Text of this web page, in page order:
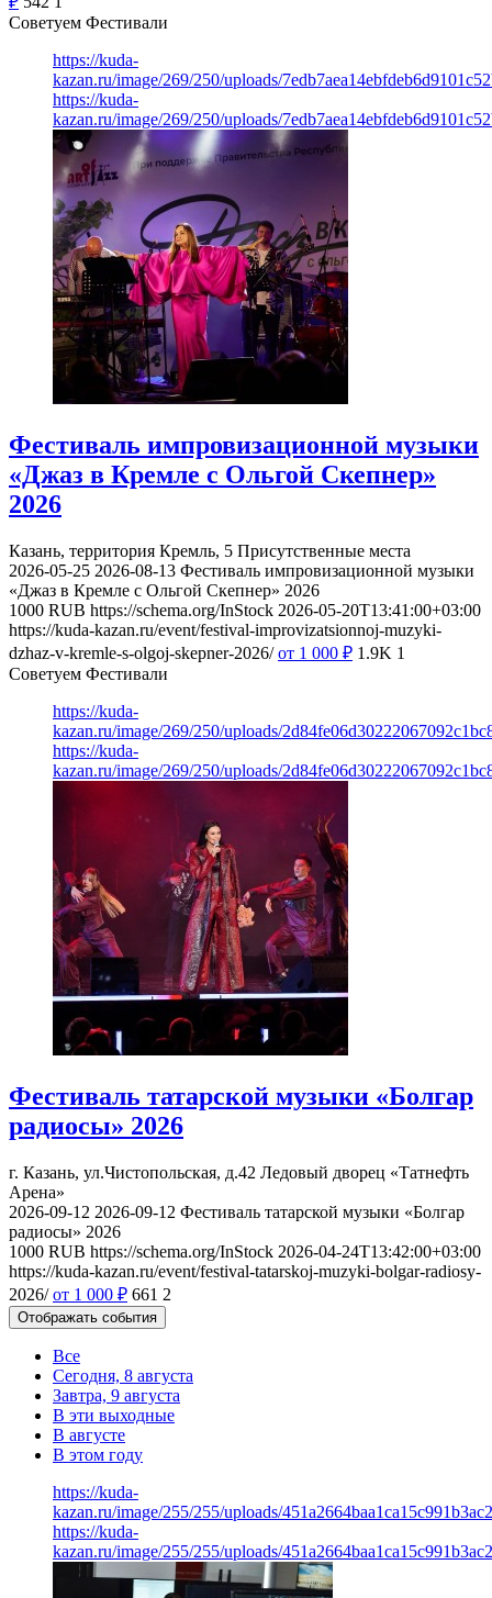
Советуем Фестивали
https://kuda-
kazan.ru/image/269/250/uploads/
https://kuda-
kazan.ru/image/269/250/uploads/
Фестиваль импровизационной музыки
«Джаз в Кремле с Ольгой Скепнер»
2026
Казань, территория Кремль, 5 Присутственные места
2026-05-25 2026-08-13 Фестиваль импровизационной музыки
«Джаз в Кремле с Ольгой Скепнер» 2026
1000 RUB https://schema.org/InStock 2026-05-20T13:41:00+03:00
https://kuda-kazan.ru/event/festival-improvizatsionnoj-muzyki-
dzhaz-v-kremle-s-olgoj-skepner-2026/ от 1 000 ₽ 1.9K 1
Советуем Фестивали
https://kuda-
kazan.ru/image/269/250/uploads/
https://kuda-
kazan.ru/image/269/250/uploads/
Фестиваль татарской музыки «Болгар
радиосы» 2026
г. Казань, ул.Чистопольская, д.42 Ледовый дворец «Татнефть
Арена»
2026-09-12 2026-09-12 Фестиваль татарской музыки «Болгар
радиосы» 2026
1000 RUB https://schema.org/InStock 2026-04-24T13:42:00+03:00
https://kuda-kazan.ru/event/festival-tatarskoj-muzyki-bolgar-radiosy-
2026/ от 1 000 ₽ 661 2
Отображать события
Все
Сегодня, 8 августа
Завтра, 9 августа
В эти выходные
В августе
В этом году
https://kuda-
kazan.ru/image/255/255/uploads/
https://kuda-
kazan.ru/image/255/255/uploads/